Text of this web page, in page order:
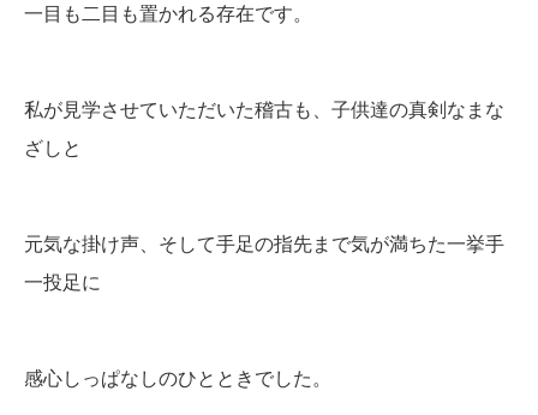
一目も二目も置かれる存在です。
私が見学させていただいた稽古も、子供達の真剣なまな
ざしと
元気な掛け声、そして手足の指先まで気が満ちた一挙手
一投足に
感心しっぱなしのひとときでした。